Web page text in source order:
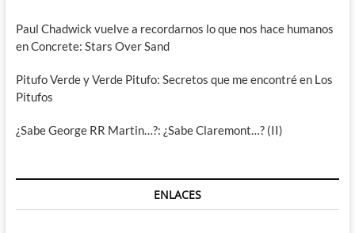
Paul Chadwick vuelve a recordarnos lo que nos hace humanos
en Concrete: Stars Over Sand
Pitufo Verde y Verde Pitufo: Secretos que me encontré en Los
Pitufos
¿Sabe George RR Martin…?: ¿Sabe Claremont…? (II)
ENLACES